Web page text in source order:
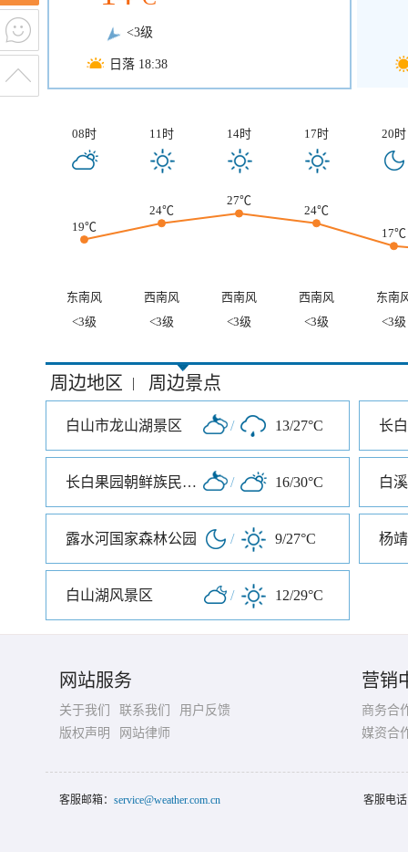
<3级
日落 18:38
08时 11时 14时 17时 20时
19℃
24℃
27℃
24℃
17℃
东南风 西南风 西南风 西南风
东南
<3级
<3级 <3级 <3级 <3级
周边地区 | 周边景点
白山市龙山湖景区 / 13/27°C 长
长白果园朝鲜族民俗村 / 16/30°C 白
露水河国家森林公园 / 9/27°C 杨
白山湖风景区 / 12/29°C
网站服务
关于我们 联系我们
用户反馈
版权声明
网站律师
营销
商务合
媒资合
客服邮箱： service@weather.com.cn 客服电